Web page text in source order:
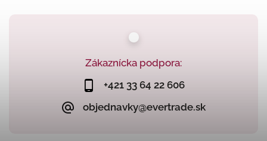
Zákaznícka podpora:
+421 33 64 22 606
objednavky@evertrade.sk